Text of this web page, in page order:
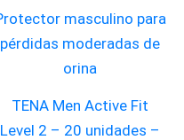
TENA Men Active Fit
Level 2 – 20 unidades –